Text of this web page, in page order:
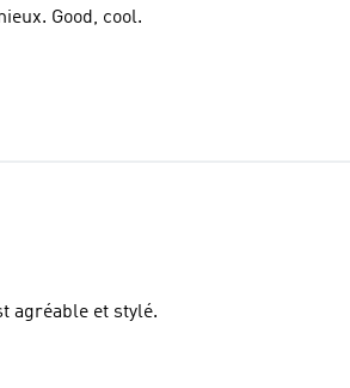
Good, cool.
agréable et stylé.